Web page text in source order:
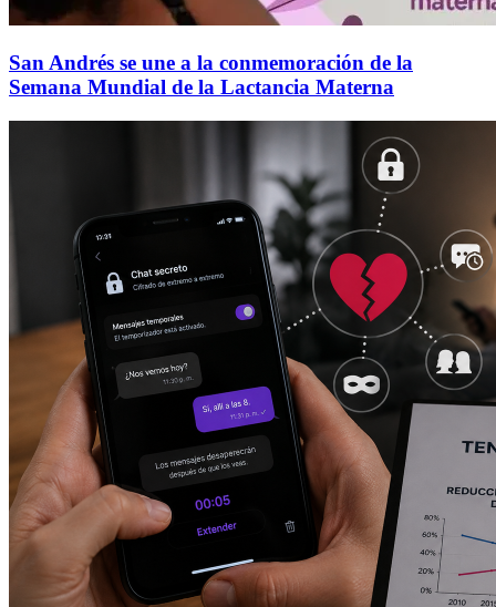
San Andrés se une a la conmemoración de la
Semana Mundial de la Lactancia Materna